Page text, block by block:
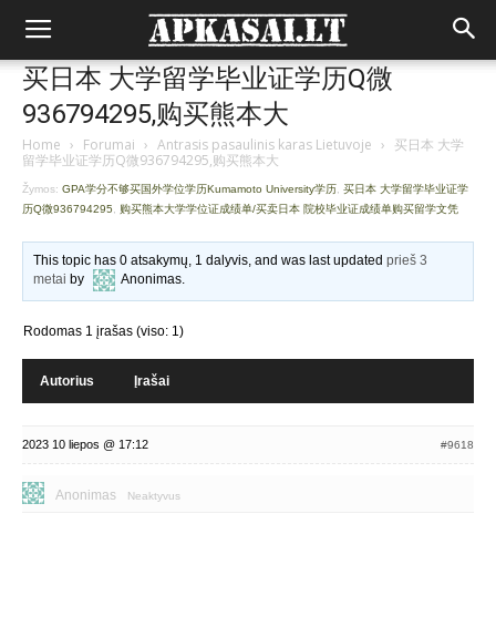
买日本 大学留学毕业证学历Q微
936794295,购买熊本大
Home › Forumai › Antrasis pasaulinis karas Lietuvoje › 买日本 大学
留学毕业证学历Q微936794295,购买熊本大
Žymos: GPA学分不够买国外学位学历Kumamoto University学历 买日本 大学留学毕业证学
历Q微936794295
购买熊本大学学位证成绩单/买卖日本 院校毕业证成绩单购买留学文凭
This topic has 0 atsakymų, 1 dalyvis, and was last updatedprieš 3
metai by Anonimas.
Rodomas 1 įrašas (viso: 1)
Autorius Įrašai
2023 10 liepos @ 17:12 #9618
Anonimas Neaktyvus